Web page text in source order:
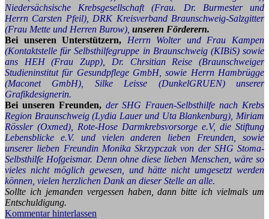
Niedersächsische Krebsgesellschaft (Frau. Dr. Burmester und
Herrn Carsten Pfeil), DRK Kreisverband Braunschweig-Salzgitter
(Frau Mette und Herren Burow), unseren Förderern.
Bei unseren Unterstützern,
Herrn Wolter und Frau Kampen
(Kontaktstelle für Selbsthilfegruppe in Braunschweig (KIBiS) sowie
ans HEH (Frau Zupp), Dr. Chrsitian Reise (Braunschweiger
Studieninstitut für Gesundpflege GmbH, sowie Herrn Hambrügge
(Maconet GmbH), Silke Leisse (DunkelGRUEN) unserer
Grafikdesignerin.
Bei unseren Freunden, der SHG Frauen-Selbsthilfe nach Krebs
Region Braunschweig (Lydia Lauer und Uta Blankenburg), Miriam
Rössler (Oxmed), Rote-Hose Darmkrebsvorsorge e.V, die Stiftung
Lebensblicke e.V. und vielen anderen lieben Freunden, sowie
unserer lieben Freundin Monika Skrzypczak von der SHG Stoma-
Selbsthilfe Hofgeismar. Denn ohne diese lieben Menschen, wäre so
vieles nicht möglich gewesen, und hätte nicht umgesetzt werden
können, vielen herzlichen Dank an dieser Stelle an alle.
Sollte ich jemanden vergessen haben, dann bitte ich vielmals um
Entschuldigung.
Kommentar hinterlassen